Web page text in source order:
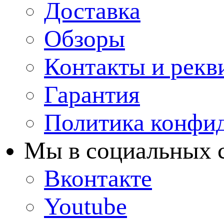
Доставка
Обзоры
Контакты и
Гарантия
Политика
Мы в cоциальных
Вконтакте
Youtube